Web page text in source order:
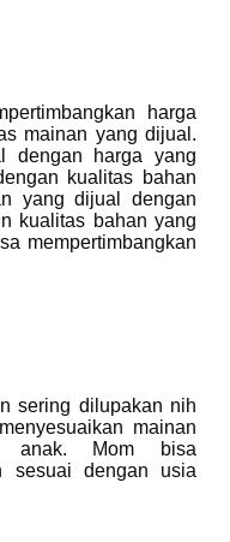
harga
mainan yang dijual.
dengan harga yang
kualitas bahan
yang dijual dengan
kualitas bahan yang
mempertimbangkan
sering dilupakan nih
mainan
anak. Mom bisa
sesuai dengan usia